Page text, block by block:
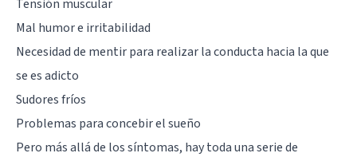
Tensión muscular
Mal humor e irritabilidad
Necesidad de mentir para realizar la conducta hacia la que
se es adicto
Sudores fríos
Problemas para concebir el sueño
Pero más allá de los síntomas, hay toda una serie de